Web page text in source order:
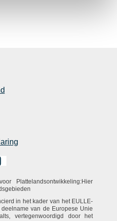
Plattelandsontwikkeling:Hier
in het kader van het EULLE-
van de Europese Unie
vertegenwoordigd door het